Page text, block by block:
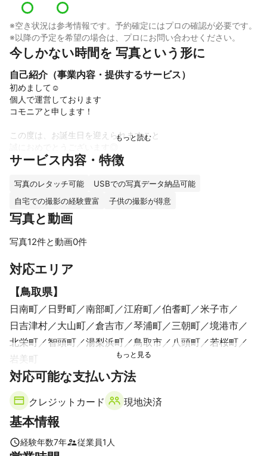
※空き状況は参考情報です。予約確定にはプロの確認が必要です。
※以降の予定を希望の場合は、プロにお問い合わせください。
今しかない時間を 写真という形に
自己紹介（事業内容・提供するサービス）
初めまして☺︎
個人で運営しております
コモニアと申します！
この度は、お誕生日を迎えられますこと
忘れていく今しかない時間、
く、
何気ない表情など柔らかい写真を残させて頂きます☺︎
しかし、写真は時間が経った際により価値あるものになっていき
ます。
将来お子様が大きくなられた際に、
ご家族で写真を囲んで
「この頃は〇〇だったよ」
などと思い出話に花を咲かせる一つのピースにして頂ければ
写真本来の良さ・楽しさをより感じていけるかと思います🌿
大切な一日をぜひ写真に残すお手伝いをさせて頂ければと思いま
すが、
今の時代、様々な撮り方・写真の特徴をもった写真家・フォトグ
ラファーがいます.
ご自身の好みなどに合う写真家・フォトグラファーをお選びくだ
さい☺︎
普段は主に個人様の撮影を担当、
サービス内容・特徴
写真のレタッチ可能
USBでの写真データ納品可能
自宅での撮影の経験豊富
子供の撮影が得意
写真と動画
写真12件と動画0件
対応エリア
【鳥取県】
日南町 日野町 南部町 江府町 伯耆町
米子市
日吉津村
大山町 倉吉市 琴浦町 三朝町
境港市
北栄町
智頭町 湯梨浜町 鳥取市 八頭町
若桜町
岩美町
【島根県】
邑南町 奥出雲町
大田市
江津市 安来市 浜田市
松江市
益田市
【山口県】
対応可能な支払い方法
クレジットカード 現地決済
基本情報
経験年数7年 従業員1 人